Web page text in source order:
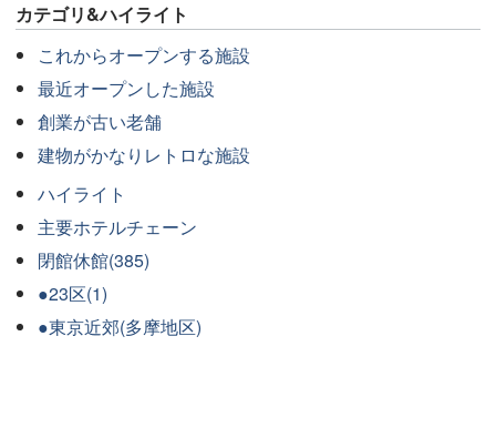
カテゴリ&ハイライト
これからオープンする施設
最近オープンした施設
創業が古い老舗
建物がかなりレトロな施設
ハイライト
主要ホテルチェーン
閉館休館(385)
●23区(1)
●東京近郊(多摩地区)